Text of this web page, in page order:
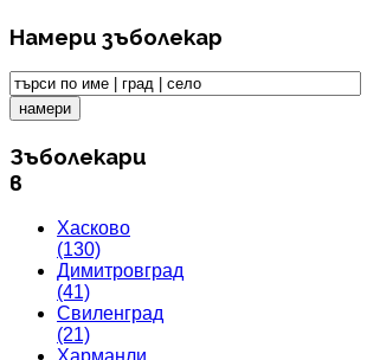
Намери зъболекар
Зъболекари
в
Хасково
(130)
Димитровград
(41)
Свиленград
(21)
Харманли